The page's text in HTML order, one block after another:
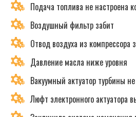
Подача топлива не настроена
Воздушный фильтр забит
Отвод воздуха из компрессора
Давление масла ниже уровня
Вакуумный актуатор турбины
Люфт электронного актуатора